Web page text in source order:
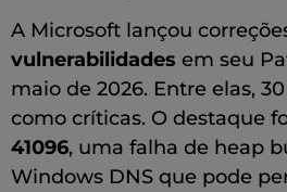
A Microsoft lançou
vulnerabilidades em seu
maio de 2026. Entre elas,
como críticas. O destaque
41096, uma falha de heap
Windows DNS que pode